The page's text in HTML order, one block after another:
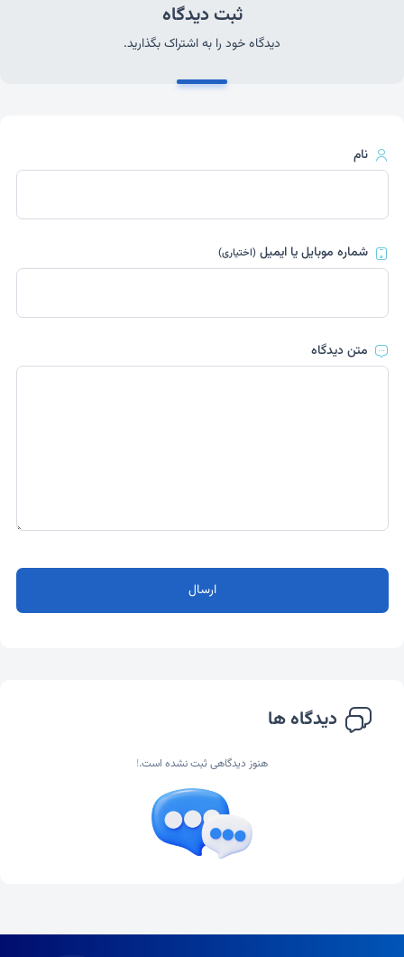
ثبت دیدگاه
دیدگاه خود را به اشتراک بگذارید.
نام
شماره موبایل یا ایمیل(اختیاری)
متن دیدگاه
ارسال
دیدگاه ها
هنوز دیدگاهی ثبت نشده است.!